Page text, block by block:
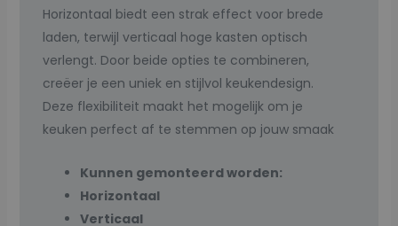
Horizontaal biedt een strak effect voor brede
laden, terwijl verticaal hoge kasten optisch
verlengt. Door beide opties te combineren,
creëer je een uniek en stijlvol keukendesign.
Deze flexibiliteit maakt het mogelijk om je
keuken perfect af te stemmen op jouw smaak
Kunnen gemonteerd worden:
Horizontaal
Verticaal